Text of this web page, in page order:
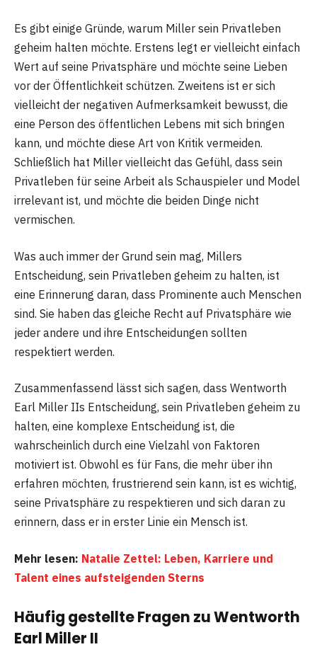
Es gibt einige Gründe, warum Miller sein Privatleben
geheim halten möchte. Erstens legt er vielleicht einfach
Wert auf seine Privatsphäre und möchte seine Lieben
vor der Öffentlichkeit schützen. Zweitens ist er sich
vielleicht der negativen Aufmerksamkeit bewusst, die
eine Person des öffentlichen Lebens mit sich bringen
kann, und möchte diese Art von Kritik vermeiden.
Schließlich hat Miller vielleicht das Gefühl, dass sein
Privatleben für seine Arbeit als Schauspieler und Model
irrelevant ist, und möchte die beiden Dinge nicht
vermischen.
Was auch immer der Grund sein mag, Millers
Entscheidung, sein Privatleben geheim zu halten, ist
eine Erinnerung daran, dass Prominente auch Menschen
sind. Sie haben das gleiche Recht auf Privatsphäre wie
jeder andere und ihre Entscheidungen sollten
respektiert werden.
Zusammenfassend lässt sich sagen, dass Wentworth
Earl Miller IIs Entscheidung, sein Privatleben geheim zu
halten, eine komplexe Entscheidung ist, die
wahrscheinlich durch eine Vielzahl von Faktoren
motiviert ist. Obwohl es für Fans, die mehr über ihn
erfahren möchten, frustrierend sein kann, ist es wichtig,
seine Privatsphäre zu respektieren und sich daran zu
erinnern, dass er in erster Linie ein Mensch ist.
Mehr lesen: Natalie Zettel: Leben, Karriere und
Talent eines aufsteigenden Sterns
Häufig gestellte Fragen zu Wentworth
Earl Miller II